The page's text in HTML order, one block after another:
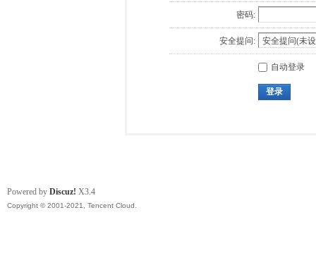
密码:
安全提问:
自动登录
登录
Powered by Discuz! X3.4
Copyright © 2001-2021, Tencent Cloud.